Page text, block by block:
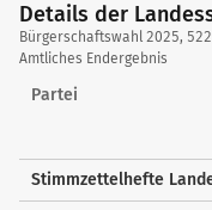
Details der
Details
der
Landesstimmen
Bürgerschaftswahl 2025,
Amtliches Endergebnis
Partei
Stimmzettelhefte